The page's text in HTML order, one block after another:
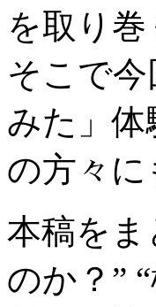
を取り
そこで
みた」
の方々
本稿を
のか？”